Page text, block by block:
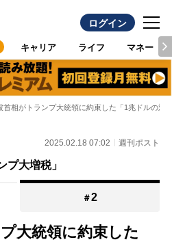
ログイン
キャリア ライフ マネー
首相がトランプ大統領に約束した「1兆ドルの
2025.02.18 07:02 週刊ポスト
プ大増税」
＃2
大統領に約束した